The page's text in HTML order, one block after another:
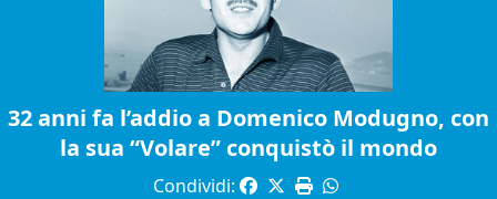
32 anni fa l’addio a Domenico Modugno, con
la sua “Volare” conquistò il mondo
Condividi: